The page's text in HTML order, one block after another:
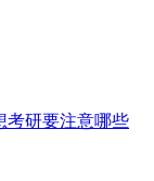
考研要注意哪些